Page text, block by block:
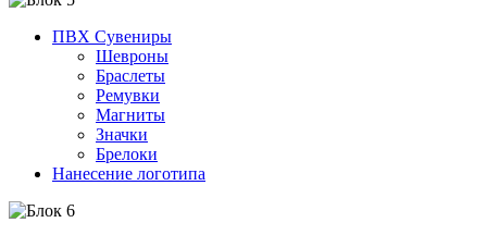
ПВХ Сувениры
Шевроны
Браслеты
Ремувки
Магниты
Значки
Брелоки
Нанесение логотипа